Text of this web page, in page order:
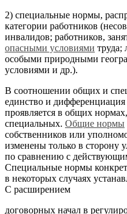
2) специальные нормы,
категории работников
инвалидов; работников,
опасными условиями труда;
особыми природными
условиями и др.).
В соотношении общих и
единство и
проявляется в общих
специальных. Общие нормы
собственников или
изменены только в сторону
по сравнению с
Специальные нормы
в некоторых случаях
С расширением
договорных начал в